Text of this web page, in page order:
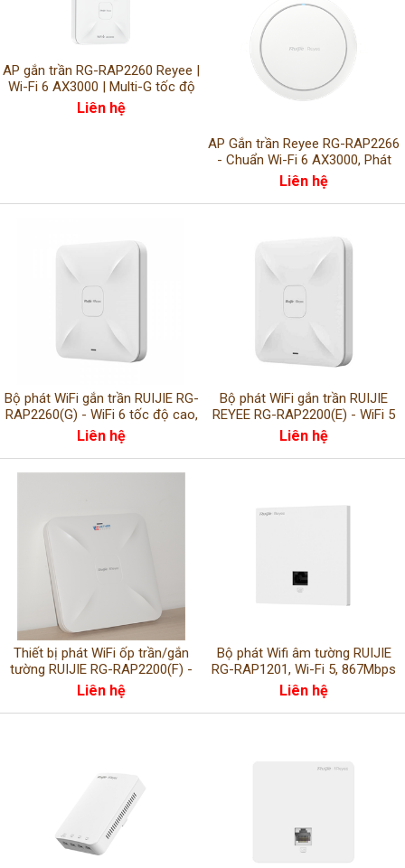
AP gắn trần RG-RAP2260 Reyee |
Wi-Fi 6 AX3000 | Multi-G tốc độ
cao chuẩn doanh nghiệp
Liên hệ
AP Gắn trần Reyee RG-RAP2266
- Chuẩn Wi-Fi 6 AX3000, Phát
Sóng Mạnh Mẽ Trong Nhà
Liên hệ
Bộ phát WiFi gắn trần RUIJIE RG-
RAP2260(G) - WiFi 6 tốc độ cao,
kết nối ổn định
Liên hệ
Bộ phát WiFi gắn trần RUIJIE
REYEE RG-RAP2200(E) - WiFi 5
tốc độ cao, hỗ trợ MU-MIMO
Liên hệ
Thiết bị phát WiFi ốp trần/gắn
tường RUIJIE RG-RAP2200(F) -
Hiệu suất vượt trội, kết nối ổn
Liên hệ
Bộ phát Wifi âm tường RUIJIE
RG-RAP1201, Wi-Fi 5, 867Mbps
at 5GHz
Liên hệ